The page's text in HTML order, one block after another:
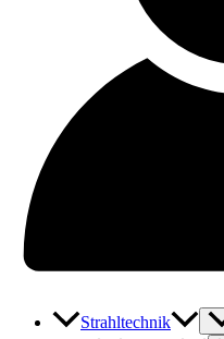
Strahltechnik